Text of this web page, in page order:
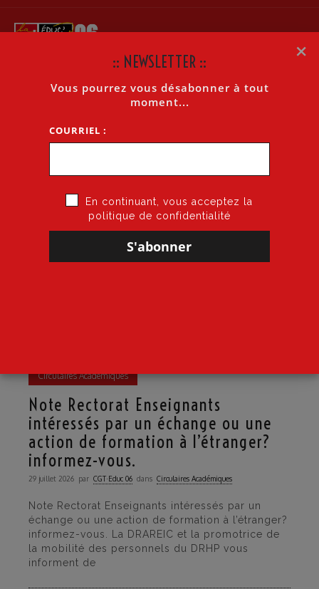
Accueil»Informations générales»Circulaires
Circulaires Académiques
Note Rectorat Enseignants
intéressés par un échange ou une
action de formation à l’étranger?
informez-vous.
29 juillet 2026 par CGT·Educ 06 dans Circulaires Académiques
Note Rectorat Enseignants intéressés par un
échange ou une action de formation à l’étranger?
informez-vous. La DRAREIC et la promotrice de
la mobilité des personnels du DRHP vous
informent de
×
:: NEWSLETTER ::
Vous pourrez vous désabonner à tout
moment...
COURRIEL :
En continuant, vous acceptez la
politique de confidentialité